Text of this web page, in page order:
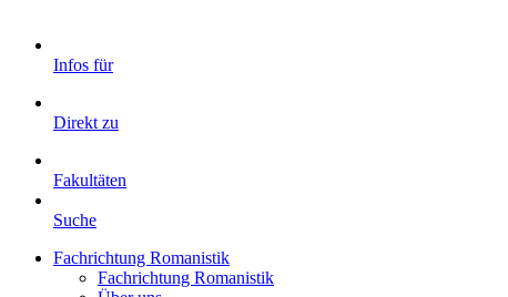
Infos für
Direkt zu
Fakultäten
Suche
Fachrichtung Romanistik
Fachrichtung Romanistik